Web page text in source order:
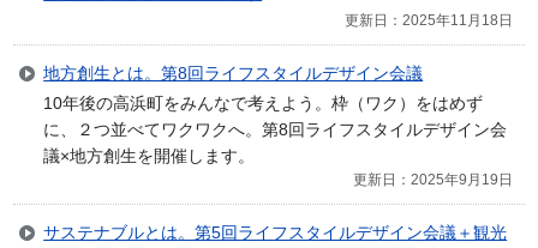
更新日：2025年11月18日
地方創生とは。第8回ライフスタイルデザイン会議
10年後の高浜町をみんなで考えよう。枠（ワク）をはめず
に、２つ並べてワクワクへ。第8回ライフスタイルデザイン会
議×地方創生を開催します。
更新日：2025年9月19日
サステナブルとは。第5回ライフスタイルデザイン会議＋観光